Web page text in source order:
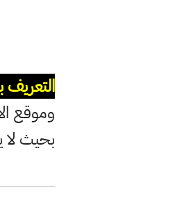
التعريف
وموقع
بحيث